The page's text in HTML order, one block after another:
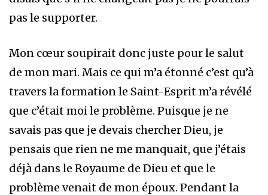
pas le supporter.
Mon cœur soupirait donc juste pour le salut
de mon mari. Mais ce qui m’a étonné c’est qu’à
travers la formation le Saint-Esprit m’a révélé
que c’était moi le problème. Puisque je ne
savais pas que je devais chercher Dieu, je
pensais que rien ne me manquait, que j’étais
déjà dans le Royaume de Dieu et que le
problème venait de mon époux. Pendant la